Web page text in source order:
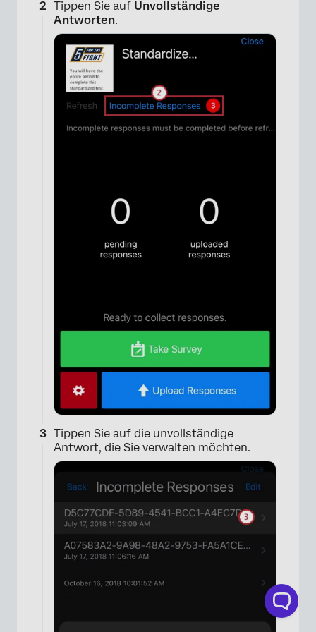
×
Tippen Sie auf Unvollständige
Antworten.
Tippen Sie auf die unvollständige
Antwort, die Sie verwalten möchten.